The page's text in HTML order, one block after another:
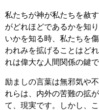
私たちが神が私たちを赦
がどれほどであるかを知
いかを知る時、私たちを
われみを拡げることはど
れは偉大な人間関係の鍵で
励ましの言葉は無邪気や
れらは、内外の苦難の拡
て、現実です。しかし、